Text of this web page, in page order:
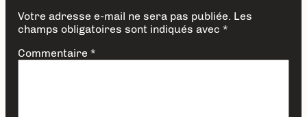
Votre adresse e-mail ne sera pas publiée. Les
champs obligatoires sont indiqués avec *
Commentaire *